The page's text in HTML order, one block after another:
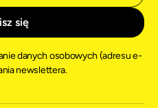
danych osobowych (adresu e-
newslettera.